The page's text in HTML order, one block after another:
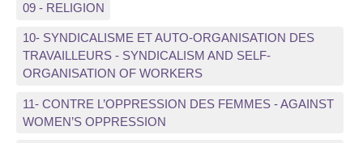
09 - RELIGION
10- SYNDICALISME ET AUTO-ORGANISATION DES
TRAVAILLEURS - SYNDICALISM AND SELF-
ORGANISATION OF WORKERS
11- CONTRE L’OPPRESSION DES FEMMES - AGAINST
WOMEN’S OPPRESSION